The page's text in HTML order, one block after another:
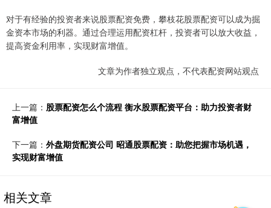
对于有经验的投资者来说股票配资免费，攀枝花股票配资可以成为掘
金资本市场的利器。通过合理运用配资杠杆，投资者可以放大收益，
提高资金利用率，实现财富增值。
文章为作者独立观点，不代表配资网站观点
上一篇： 股票配资怎么个流程 衡水股票配资平台：助力投资者财
富增值
下一篇： 外盘期货配资公司 昭通股票配资：助您把握市场机遇，
实现财富增值
相关文章